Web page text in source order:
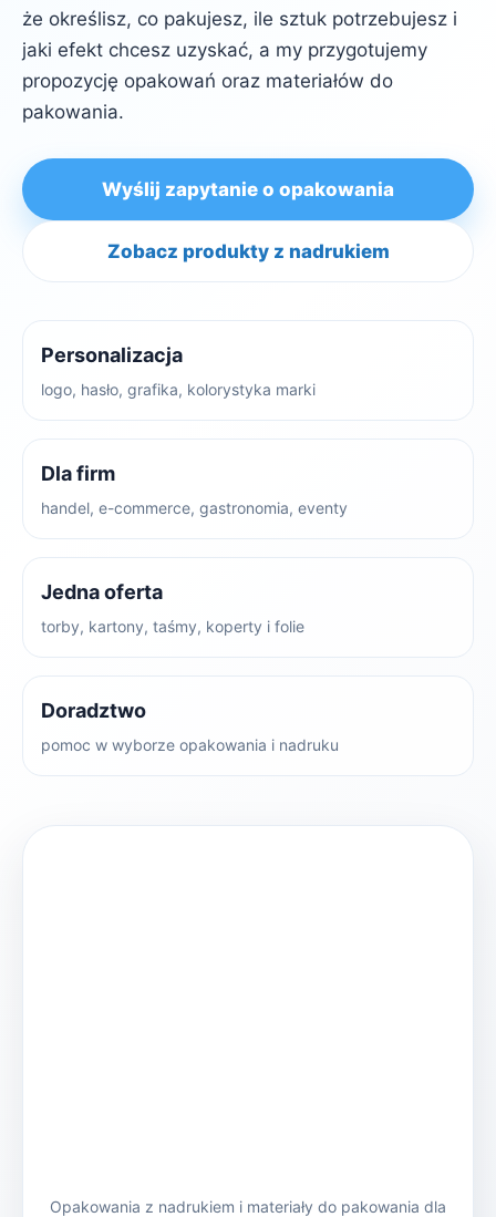
że określisz, co pakujesz, ile sztuk potrzebujesz i
jaki efekt chcesz uzyskać, a my przygotujemy
propozycję opakowań oraz materiałów do
pakowania.
Wyślij zapytanie o opakowania
Zobacz produkty z nadrukiem
Personalizacja
logo, hasło, grafika, kolorystyka marki
Dla firm
handel, e-commerce, gastronomia, eventy
Jedna oferta
torby, kartony, taśmy, koperty i folie
Doradztwo
pomoc w wyborze opakowania i nadruku
Opakowania z nadrukiem i materiały do pakowania dla